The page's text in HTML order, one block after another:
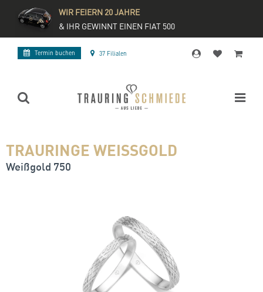
WIR FEIERN 20 JAHRE
& IHR GEWINNT EINEN FIAT 500
Termin buchen 37 Filialen
TRAURINGE WEISSGOLD
Weißgold 750